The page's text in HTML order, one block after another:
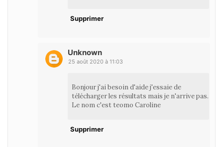
Supprimer
Unknown
25 août 2020 à 11:03
Bonjour j'ai besoin d'aide j'essaie de
télécharger les résultats mais je n'arrive pas.
Le nom c'est teomo Caroline
Supprimer